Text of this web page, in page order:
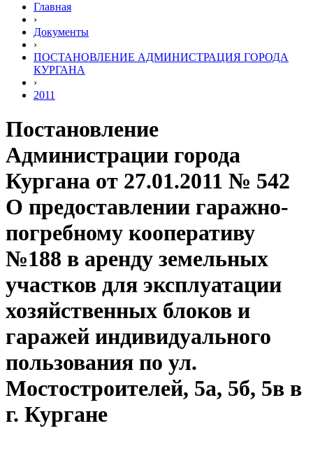
Главная
›
Документы
›
ПОСТАНОВЛЕНИЕ АДМИНИСТРАЦИЯ ГОРОДА
КУРГАНА
›
2011
Постановление
Администрации города
Кургана от 27.01.2011 № 542
О предоставлении гаражно-
погребному кооперативу
№188 в аренду земельных
участков для эксплуатации
хозяйственных блоков и
гаражей индивидуального
пользования по ул.
Мостостроителей, 5а, 5б, 5в в
г. Кургане